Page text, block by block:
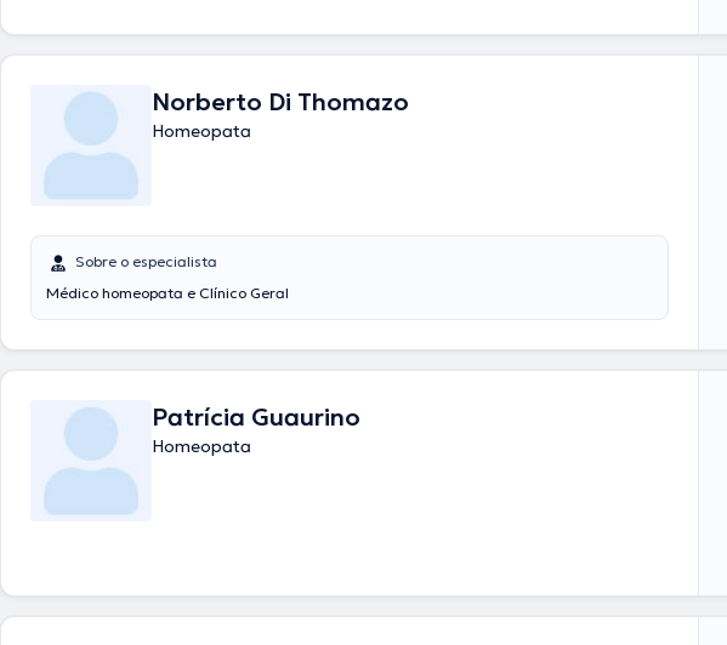
Norberto Di Thomazo
Homeopata
Sobre o especialista
Médico homeopata e Clínico Geral
Patrícia Guaurino
Homeopata